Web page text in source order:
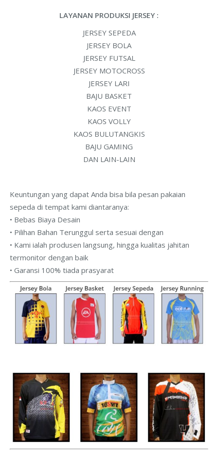
LAYANAN PRODUKSI JERSEY :
JERSEY SEPEDA
JERSEY BOLA
JERSEY FUTSAL
JERSEY MOTOCROSS
JERSEY LARI
BAJU BASKET
KAOS EVENT
KAOS VOLLY
KAOS BULUTANGKIS
BAJU GAMING
DAN LAIN-LAIN
Keuntungan yang dapat Anda bisa bila pesan pakaian
sepeda di tempat kami diantaranya:
• Bebas Biaya Desain
• Pilihan Bahan Terunggul serta sesuai dengan
• Kami ialah produsen langsung, hingga kualitas jahitan
termonitor dengan baik
• Garansi 100% tiada prasyarat